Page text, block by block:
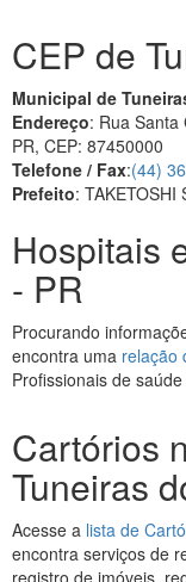
CEP de
Municipal de
Endereço: Rua Santa
PR, CEP: 87450000
Telefone / Fax:(44)
Prefeito: TAKETOSHI
Hospitais
- PR
Procurando
encontra uma relação
Profissionais de
Cartórios
Tuneiras
Acesse a lista de
encontra serviços de
registro de imóveis,